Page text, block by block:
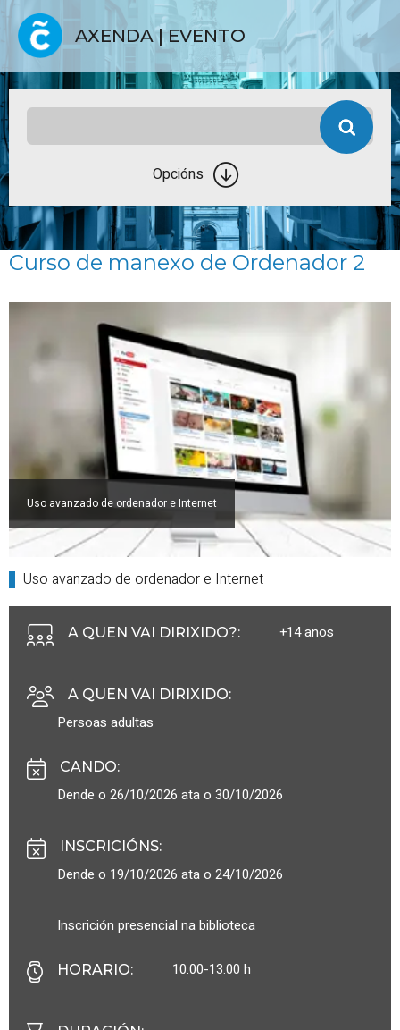
AXENDA | EVENTO
Opcións
Curso de manexo de Ordenador 2
Uso avanzado de ordenador e Internet
Uso avanzado de ordenador e Internet
A QUEN VAI DIRIXIDO?: +14 anos
A QUEN VAI DIRIXIDO:
Persoas adultas
CANDO:
Dende o 26/10/2026 ata o 30/10/2026
INSCRICIÓNS:
Dende o 19/10/2026 ata o 24/10/2026
Inscrición presencial na biblioteca
HORARIO: 10.00-13.00 h